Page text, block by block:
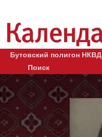
Бутовский полигон НКВД
Поиск